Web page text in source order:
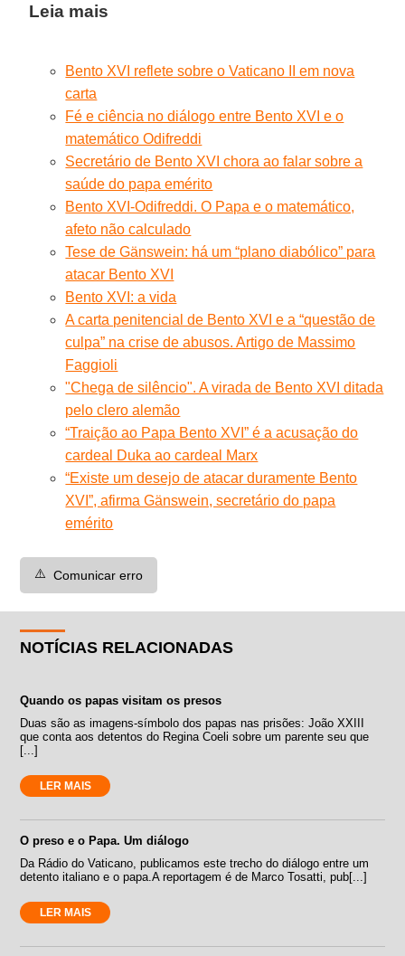
Leia mais
Bento XVI reflete sobre o Vaticano II em nova
carta
Fé e ciência no diálogo entre Bento XVI e o
matemático Odifreddi
Secretário de Bento XVI chora ao falar sobre a
saúde do papa emérito
Bento XVI-Odifreddi. O Papa e o matemático,
afeto não calculado
Tese de Gänswein: há um “plano diabólico” para
atacar Bento XVI
Bento XVI: a vida
A carta penitencial de Bento XVI e a “questão de
culpa” na crise de abusos. Artigo de Massimo
Faggioli
"Chega de silêncio". A virada de Bento XVI ditada
pelo clero alemão
“Traição ao Papa Bento XVI” é a acusação do
cardeal Duka ao cardeal Marx
“Existe um desejo de atacar duramente Bento
XVI”, afirma Gänswein, secretário do papa
emérito
⚠️ Comunicar erro
NOTÍCIAS RELACIONADAS
Quando os papas visitam os presos
Duas são as imagens-símbolo dos papas nas prisões: João XXIII
que conta aos detentos do Regina Coeli sobre um parente seu que
[...]
LER MAIS
O preso e o Papa. Um diálogo
Da Rádio do Vaticano, publicamos este trecho do diálogo entre um
detento italiano e o papa.A reportagem é de Marco Tosatti, pub[...]
LER MAIS